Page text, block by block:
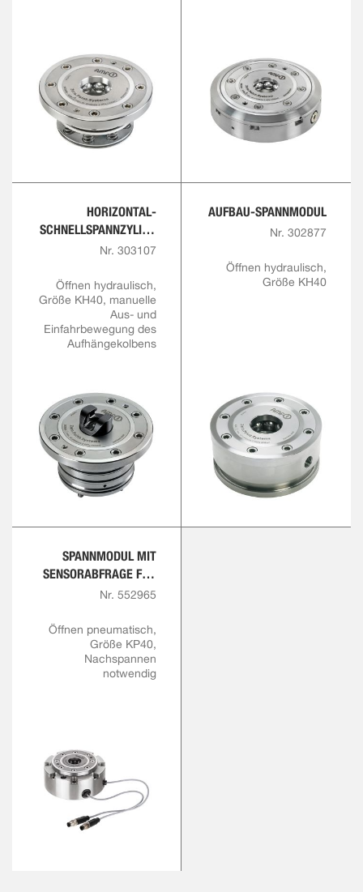
HORIZONTAL-
SCHNELLSPANNZYLIND
ER
Nr. 303107
Öffnen hydraulisch,
Größe KH40, manuelle
Aus- und
Einfahrbewegung des
Aufhängekolbens
AUFBAU-SPANNMODUL
Nr. 302877
Öffnen hydraulisch,
Größe KH40
SPANNMODUL MIT
SENSORABFRAGE FÜR
ÖFFNUNG UND
Nr. 552965
Öffnen pneumatisch,
Größe KP40,
Nachspannen
notwendig